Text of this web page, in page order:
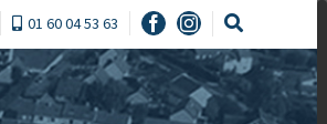
Facebook
Instagram
01 60 04 53 63